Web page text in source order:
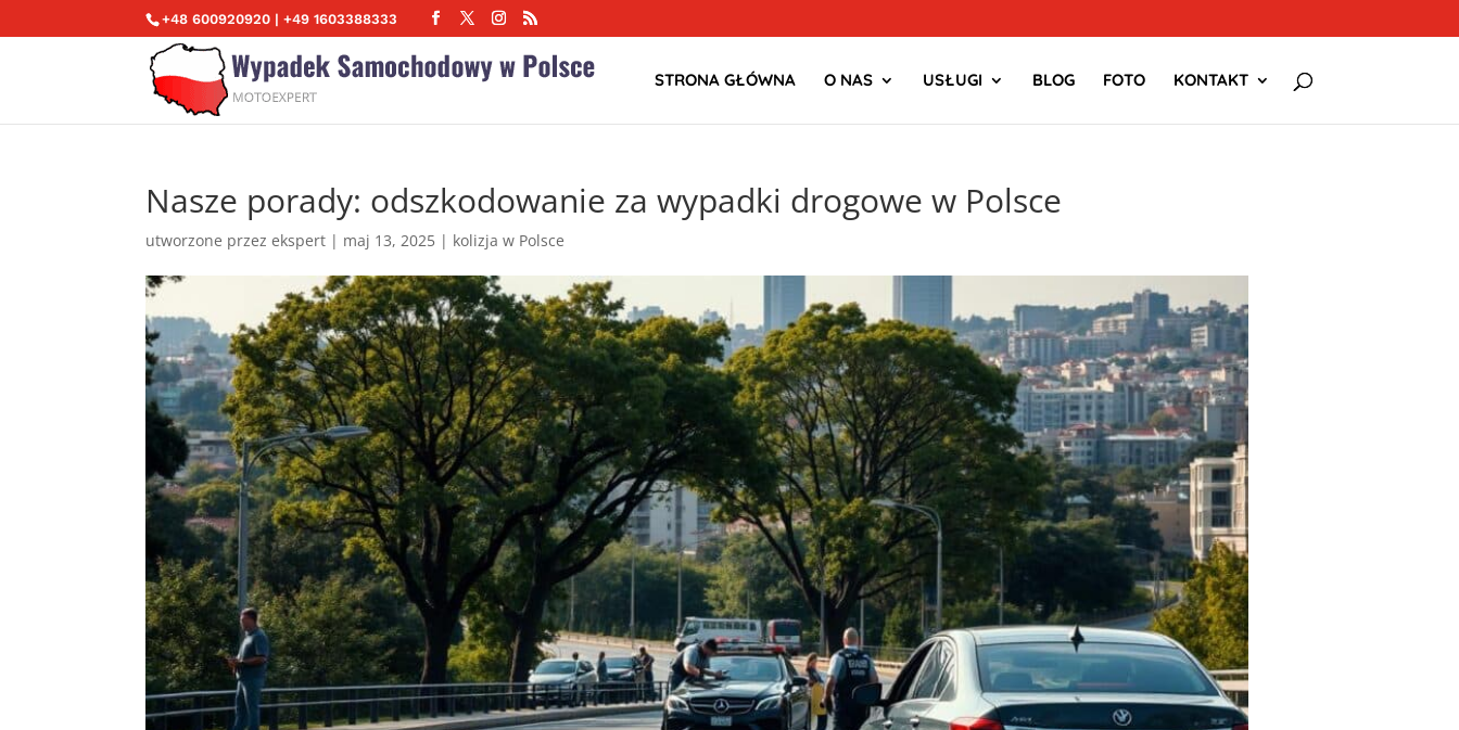
+48 600920920 | +49 1603388333
STRONA GŁÓWNA O NAS USŁUGI BLOG FOTO KONTAKT
Nasze porady: odszkodowanie za wypadki drogowe w Polsce
utworzone przezekspert | maj 13, 2025 | kolizja w Polsce